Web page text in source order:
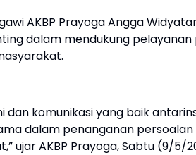
AKBP Prayoga Angga
dalam mendukung
dan komunikasi yang baik
dalam penanganan
ujar AKBP Prayoga, Sabtu (9/5/